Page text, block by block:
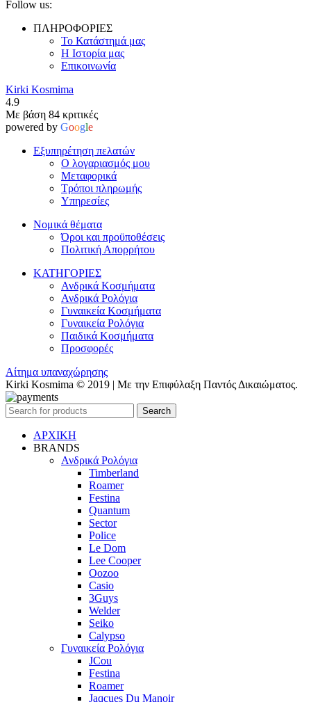
Follow us:
ΠΛΗΡΟΦΟΡΙΕΣ
Το Κατάστημά μας
Η Ιστορία μας
Επικοινωνία
Kirki Kosmima
4.9
Με βάση 84 κριτικές
powered by Google
Εξυπηρέτηση πελατών
Ο λογαριασμός μου
Μεταφορικά
Τρόποι πληρωμής
Υπηρεσίες
Νομικά θέματα
Όροι και προϋποθέσεις
Πολιτική Απορρήτου
ΚΑΤΗΓΟΡΙΕΣ
Ανδρικά Κοσμήματα
Ανδρικά Ρολόγια
Γυναικεία Κοσμήματα
Γυναικεία Ρολόγια
Παιδικά Κοσμήματα
Προσφορές
Αίτημα υπαναχώρησης
Kirki Kosmima © 2019 | Με την Επιφύλαξη Παντός Δικαιώματος.
Search
ΑΡΧΙΚΗ
BRANDS
Ανδρικά Ρολόγια
Timberland
Roamer
Festina
Quantum
Sector
Police
Le Dom
Lee Cooper
Oozoo
Casio
3Guys
Welder
Seiko
Calypso
Γυναικεία Ρολόγια
JCou
Festina
Roamer
Jaqcues Du Manoir